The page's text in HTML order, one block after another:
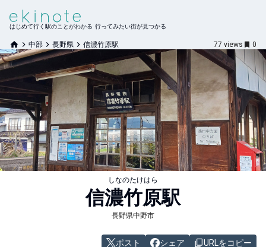
はじめて行く駅のことがわかる 行ってみたい街が見つかる
中部 長野県 信濃竹原駅 77 views 0
しなのたけはら
信濃竹原駅
長野県中野市
ポスト シェア URLをコピー